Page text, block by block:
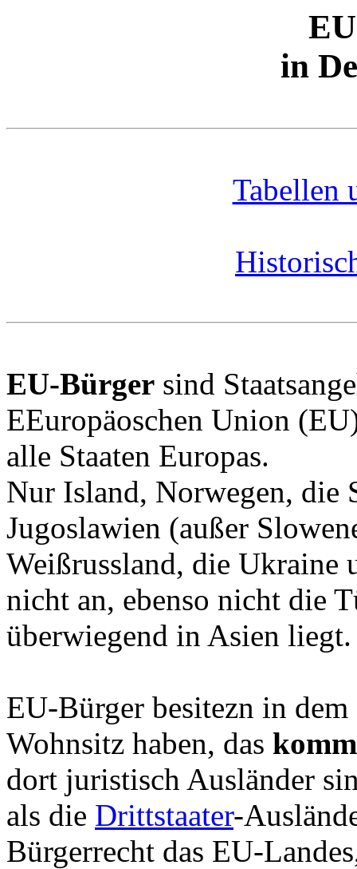
in
Tabellen
EU-Bürger sind
EEuropäoschen Union
alle Staaten Europas.
Nur Island, Norwegen, die
Jugoslawien (außer
Weißrussland, die Ukraine
nicht an, ebenso nicht die
überwiegend in Asien liegt.
EU-Bürger besitezn in
Wohnsitz haben, das
dort juristisch Ausländer
als die Drittstaater-
Bürgerrecht das EU-